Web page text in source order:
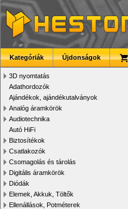
Kategóriák Újdonságok
3D nyomtatás
Adathordozók
Ajándékok, ajándékutalványok
Analóg áramkörök
Audiotechnika
Autó HiFi
Biztosítékok
Csatlakozók
Csomagolás és tárolás
Digitális áramkörök
Diódák
Elemek, Akkuk, Töltők
Ellenállások, Potméterek